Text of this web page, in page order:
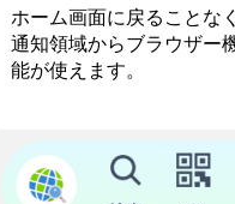
ホーム画面に戻ることな
通知領域からブラウザー
能が使えます。